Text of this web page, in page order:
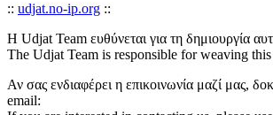
:: udjat.no-ip.org ::
Η Udjat Team ευθύνεται για τη δημιουργία
The Udjat Team is responsible for weaving this
Αν σας ενδιαφέρει η επικοινωνία μαζί μας,
email: